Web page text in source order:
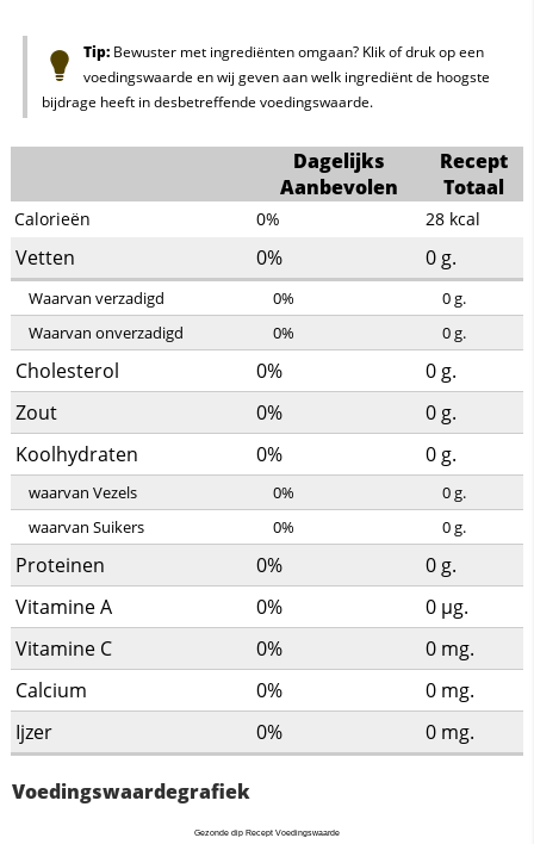
Tip:Bewuster met ingrediënten omgaan? Klik of druk op een
voedingswaarde en wij geven aan welk ingrediënt de hoogste
bijdrage heeft in desbetreffende voedingswaarde.
Dagelijks
Aanbevolen
Recept
Totaal
Calorieën 0% 28 kcal
Vetten 0% 0g.
Waarvan verzadigd 0% 0g.
Waarvan onverzadigd
0% 0g.
Cholesterol 0% 0g.
Zout
0% 0g.
Koolhydraten
0% 0g.
waarvan Vezels 0% 0g.
waarvan Suikers
0% 0g.
Proteinen 0% 0g.
Vitamine A
0% 0 µg.
Vitamine C
0% 0 mg.
Calcium
0% 0 mg.
Ijzer
0% 0 mg.
Voedingswaardegrafiek